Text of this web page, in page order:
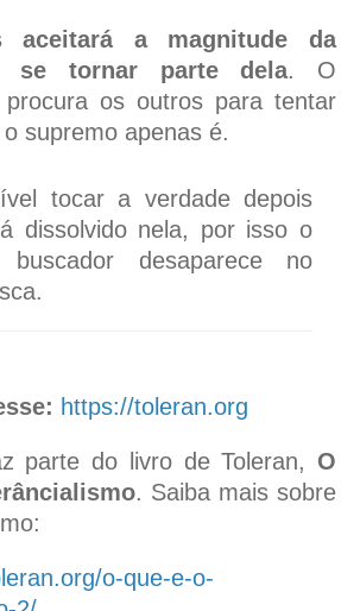
aceitará a magnitude da
se tornar parte dela. O
os outros para tentar
supremo apenas é.
tocar a verdade depois
dissolvido nela, por isso o
buscador desaparece no
https://toleran.org
parte do livro de Toleran, O
. Saiba mais sobre
o-que-e-o-